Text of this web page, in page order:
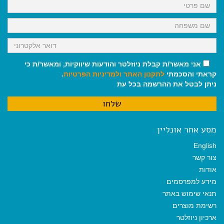
אני מאשר/ת קבלת ניוזלטר והודעות שיווקיות, ומאשר/ת כי
קראתי והסכמתי לתקנון האתר ולמדיניות הפרטיות.
ניתן לבטל את ההרשמה בכל עת
מסע אחר אונליין
English
צור קשר
אודות
מידע למפרסמים
תנאי שימוש באתר
רשימת מוצרים
ארכיון ניוזלטר